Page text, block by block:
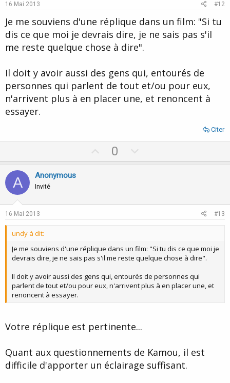
t
e
16 Mai 2013 #12
Je me souviens d'une réplique dans un film: "Si tu
dis ce que moi je devrais dire, je ne sais pas s'il
me reste quelque chose à dire".
Il doit y avoir aussi des gens qui, entourés de
personnes qui parlent de tout et/ou pour eux,
n'arrivent plus à en placer une, et renoncent à
essayer.
Citer
p
0
o
A Anonymous
Invité
16 Mai 2013 #13
undy à dit:
Je me souviens d'une réplique dans un film: "Si tu dis ce que moi je
devrais dire, je ne sais pas s'il me reste quelque chose à dire".
Il doit y avoir aussi des gens qui, entourés de personnes qui
parlent de tout et/ou pour eux, n'arrivent plus à en placer une, et
renoncent à essayer.
Votre réplique est pertinente...
Quant aux questionnements de Kamou, il est
difficile d'apporter un éclairage suffisant.